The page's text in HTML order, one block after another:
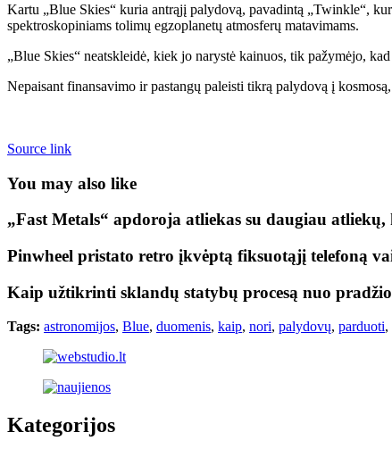
Kartu „Blue Skies“ kuria antrąjį palydovą, pavadintą „Twinkle“,
spektroskopiniams tolimų egzoplanetų atmosferų matavimams.
„Blue Skies“ neatskleidė, kiek jo narystė kainuos, tik pažymėjo,
Nepaisant finansavimo ir pastangų paleisti tikrą palydovą į
Source link
You may also like
„Fast Metals“ apdoroja atliekas su daugiau
Pinwheel pristato retro įkvėptą fiksuotąjį telefoną
Kaip užtikrinti sklandų statybų procesą nuo
Tags: astronomijos, Blue, duomenis, kaip, nori, palydovų, parduoti,
Kategorijos